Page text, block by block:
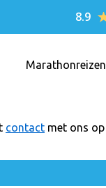
8.9
Marathonreizen
contact met ons op